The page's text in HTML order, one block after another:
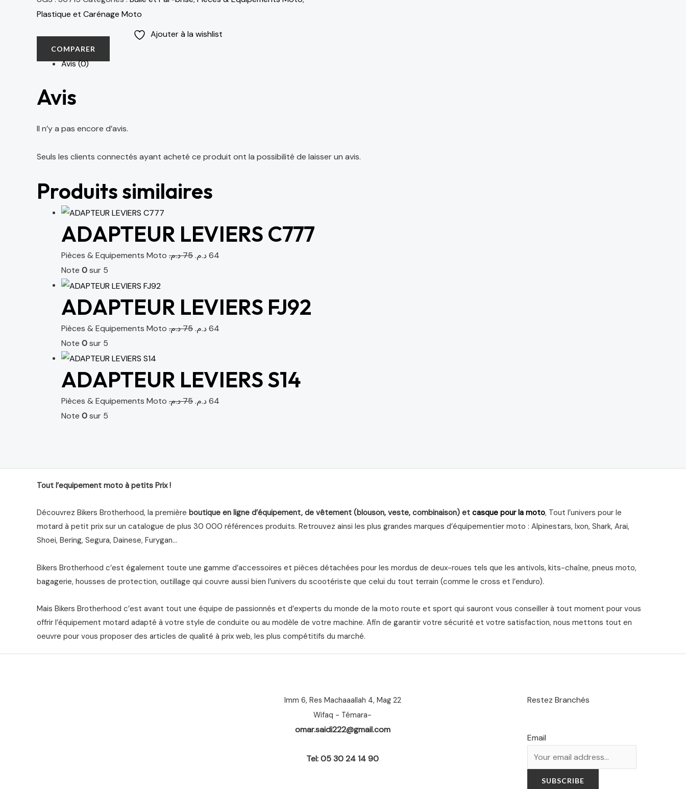
Plastique et Carénage Moto
Ajouter à la wishlist
COMPARER
Avis (0)
Avis
Il n’y a pas encore d’avis.
Seuls les clients connectés ayant acheté ce produit ont la possibilité de laisser un avis.
Produits similaires
ADAPTEUR LEVIERS C777
Pièces & Equipements Moto 75د.م. 64د.م.
Note 0sur 5
ADAPTEUR LEVIERS FJ92
Pièces & Equipements Moto 75د.م. 64د.م.
Note 0sur 5
ADAPTEUR LEVIERS S14
Pièces & Equipements Moto 75د.م. 64د.م.
Note 0sur 5
Tout l’equipement moto à petits Prix !
Découvrez Bikers Brotherhood, la première boutique en ligne d’équipement, de vêtement (blouson, veste, combinaison) et casque pour la moto, Tout l’univers pour le
motard à petit prix sur un catalogue de plus 30 000 références produits. Retrouvez ainsi les plus grandes marques d’équipementier moto : Alpinestars, Ixon, Shark, Arai,
Shoei, Bering, Segura, Dainese, Furygan…
Bikers Brotherhood c’est également toute une gamme d’accessoires et pièces détachées pour les mordus de deux-roues tels que les antivols, kits-chaîne, pneus moto,
bagagerie, housses de protection, outillage qui couvre aussi bien l’univers du scootériste que celui du tout terrain (comme le cross et l’enduro).
Mais Bikers Brotherhood c’est avant tout une équipe de passionnés et d’experts du monde de la moto route et sport qui sauront vous conseiller à tout moment pour vous
offrir l’équipement motard adapté à votre style de conduite ou au modèle de votre machine. Afin de garantir votre sécurité et votre satisfaction, nous mettons tout en
oeuvre pour vous proposer des articles de qualité à prix web, les plus compétitifs du marché.
Imm 6, Res Machaaallah 4, Mag 22
Wifaq - Témara-
omar.saidi222@gmail.com
Tel: 05 30 24 14 90
Restez Branchés
Email
SUBSCRIBE